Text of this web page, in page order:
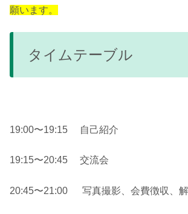
願います。
タイムテーブル
19:00〜19:15 自己紹介
19:15〜20:45 交流会
20:45〜21:00 写真撮影、会費徴収、